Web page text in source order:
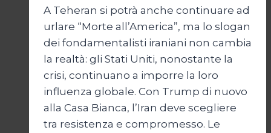
A Teheran si potrà anche continuare ad
urlare “Morte all’America”, ma lo slogan
dei fondamentalisti iraniani non cambia
la realtà: gli Stati Uniti, nonostante la
crisi, continuano a imporre la loro
influenza globale. Con Trump di nuovo
alla Casa Bianca, l’Iran deve scegliere
tra resistenza e compromesso. Le